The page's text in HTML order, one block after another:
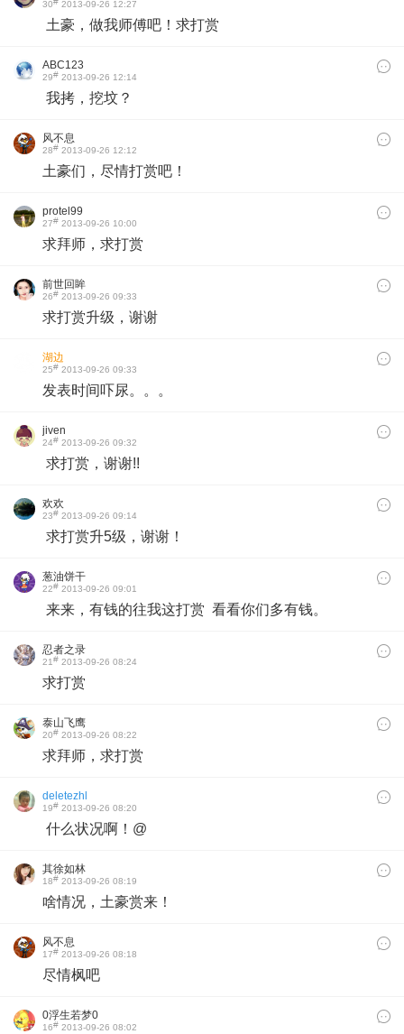
30 2013-09-26 12:27
土豪，做我师傅吧！求打赏
ABC123
29# 2013-09-26 12:14
我拷，挖坟？
风不息
28# 2013-09-26 12:12
土豪们，尽情打赏吧！
protel99
27# 2013-09-26 10:00
求拜师，求打赏​
前世回眸
26# 2013-09-26 09:33
求打赏升级，谢谢
湖边
25# 2013-09-26 09:33
发表时间吓尿。。。
jiven
24# 2013-09-26 09:32
求打赏，谢谢!!
欢欢
23# 2013-09-26 09:14
求打赏升5级，谢谢！
葱油饼干
22# 2013-09-26 09:01
来来，有钱的往我这打赏 看看你们多有钱。
忍者之录
21# 2013-09-26 08:24
求打赏​
泰山飞鹰
20# 2013-09-26 08:22
求拜师，求打赏
deletezhl
19# 2013-09-26 08:20
什么状况啊！@
其徐如林
18# 2013-09-26 08:19
啥情况，土豪赏来！
风不息
17# 2013-09-26 08:18
尽情枫吧
0浮生若梦0
16# 2013-09-26 08:02